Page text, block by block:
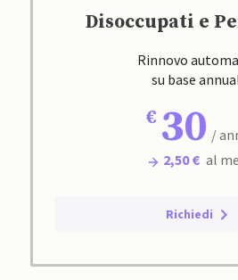
Disoccupati e
Rinnovo
su base
30 /
2,50 € al
Richiedi